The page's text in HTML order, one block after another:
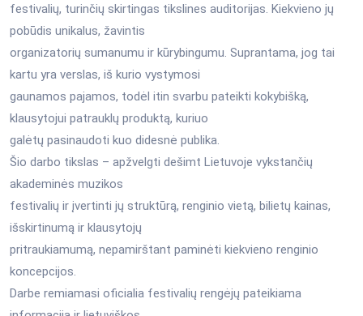
festivalių, turinčių skirtingas tikslines auditorijas. Kiekvieno jų
pobūdis unikalus, žavintis
organizatorių sumanumu ir kūrybingumu. Suprantama, jog tai
kartu yra verslas, iš kurio vystymosi
gaunamos pajamos, todėl itin svarbu pateikti kokybišką,
klausytojui patrauklų produktą, kuriuo
galėtų pasinaudoti kuo didesnė publika.
Šio darbo tikslas – apžvelgti dešimt Lietuvoje vykstančių
akademinės muzikos
festivalių ir įvertinti jų struktūrą, renginio vietą, bilietų kainas,
išskirtinumą ir klausytojų
pritraukiamumą, nepamirštant paminėti kiekvieno renginio
koncepcijos.
Darbe remiamasi oficialia festivalių rengėjų pateikiama